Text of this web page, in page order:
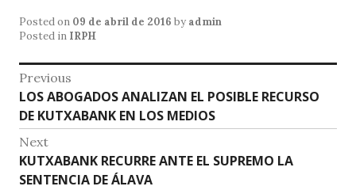
at
s
A
p
p
c
b
o
o
ai
Posted on 09 de abril de 2016 by admin
Posted in IRPH
Navegación
de
entradas
Previous
Previous
post:
LOS ABOGADOS ANALIZAN EL POSIBLE RECURSO
DE KUTXABANK EN LOS MEDIOS
Next
Next
post:
KUTXABANK RECURRE ANTE EL SUPREMO LA
SENTENCIA DE ÁLAVA